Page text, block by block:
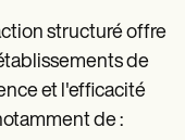
structuré offre
de
et l'efficacité
de :